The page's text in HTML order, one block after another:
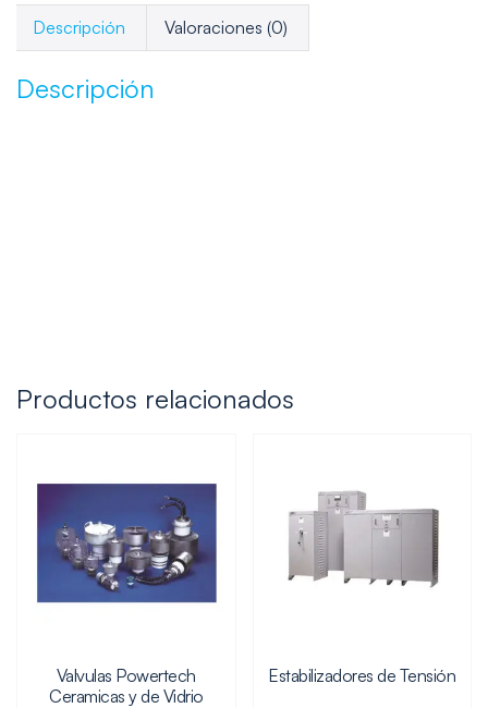
Descripción Valoraciones (0)
Descripción
Productos relacionados
Valvulas Powertech
Ceramicas y de Vidrio
Estabilizadores de Tensión